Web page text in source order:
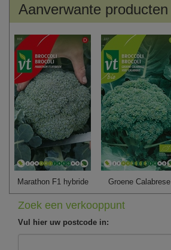
Aanverwante producten
Marathon F1 hybride Groene Calabrese
Zoek een verkooppunt
Vul hier uw postcode in: